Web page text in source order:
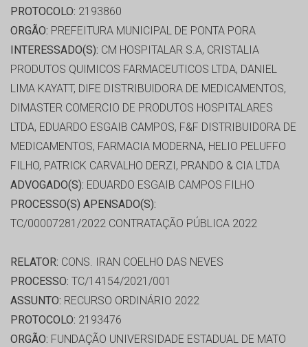
PROTOCOLO: 2193860
ORGÃO: PREFEITURA MUNICIPAL DE PONTA PORA
INTERESSADO(S): CM HOSPITALAR S.A, CRISTALIA
PRODUTOS QUIMICOS FARMACEUTICOS LTDA, DANIEL
LIMA KAYATT, DIFE DISTRIBUIDORA DE MEDICAMENTOS,
DIMASTER COMERCIO DE PRODUTOS HOSPITALARES
LTDA, EDUARDO ESGAIB CAMPOS, F&F DISTRIBUIDORA DE
MEDICAMENTOS, FARMACIA MODERNA, HELIO PELUFFO
FILHO, PATRICK CARVALHO DERZI, PRANDO & CIA LTDA
ADVOGADO(S): EDUARDO ESGAIB CAMPOS FILHO
PROCESSO(S) APENSADO(S):
TC/00007281/2022 CONTRATAÇÃO PÚBLICA 2022
RELATOR: CONS. IRAN COELHO DAS NEVES
PROCESSO: TC/14154/2021/001
ASSUNTO: RECURSO ORDINÁRIO 2022
PROTOCOLO: 2193476
ORGÃO: FUNDAÇÃO UNIVERSIDADE ESTADUAL DE MATO